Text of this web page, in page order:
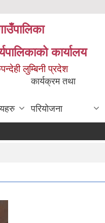
कार्यालय
लुम्बिनी प्रदेश
कार्यक्रम तथा
परियोजना